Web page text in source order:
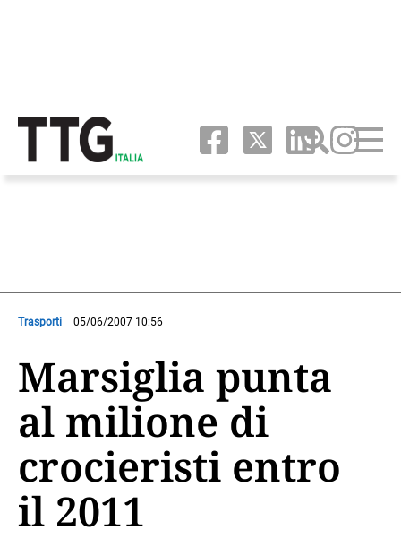
Trasporti 05/06/2007 10:56
Marsiglia punta
al milione di
crocieristi entro
il 2011